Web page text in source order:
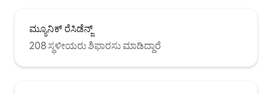
ಮ್ಯೂನಿಕ್ ರೆಸಿಡೆನ್ಜ್
208 ಸ್ಥಳೀಯರು ಶಿಫಾರಸು ಮಾಡಿದ್ದಾರೆ